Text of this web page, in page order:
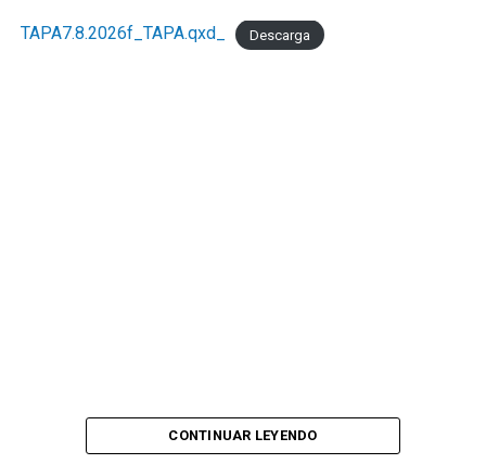
TAPA7.8.2026f_TAPA.qxd_ Descarga
CONTINUAR LEYENDO